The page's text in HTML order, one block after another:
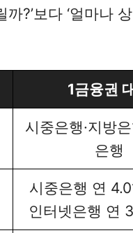
까?’보다 ‘얼마나
1금융권
시중은행·지방
은행
시중은행 연
인터넷은행 연